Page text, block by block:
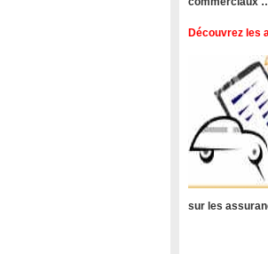
Découvrez les
sur les